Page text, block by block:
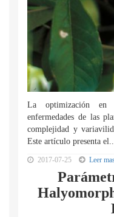
La optimización en
enfermedades de las
complejidad y
Este artículo presenta
2017-07-25 Leer